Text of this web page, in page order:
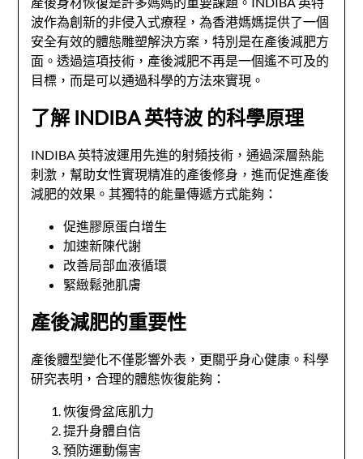
波作為創新的非侵入式療程，為香港媽媽提供了一個
安全有效的體態雕塑解決方案，特別是在產後減肥方
面。透過這項技術，產後減肥不再是一個遙不可及的
目標，而是可以通過科學的方法來實現。
了解 INDIBA 英特波 的科學原理
INDIBA 英特波運用先進的射頻技術，通過深層熱能
刺激，幫助女性實現精准的產後修身，進而促進產後
減肥的效果。其獨特的能量傳遞方式能夠：
促進膠原蛋白增生
加速新陳代謝
改善局部血液循環
緊緻鬆弛肌膚
產後減肥的重要性
產後體型變化不僅影響外表，更關乎身心健康。科學
研究表明，合理的體態恢復能夠：
恢復骨盆底肌力
提升身體自信
預防運動傷害